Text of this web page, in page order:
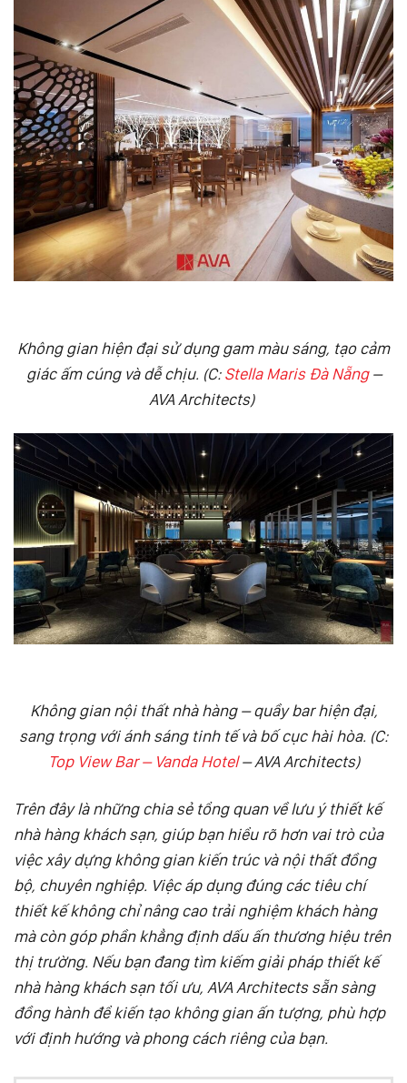
Không gian hiện đại sử dụng gam màu sáng, tạo cảm
giác ấm cúng và dễ chịu. (C:Stella Maris Đà Nẵng–
AVA Architects)
Không gian nội thất nhà hàng – quầy bar hiện đại,
sang trọng với ánh sáng tinh tế và bố cục hài hòa. (C:
Top View Bar – Vanda Hotel– AVA Architects)
Trên đây là những chia sẻ tổng quan về lưu ý thiết kế
nhà hàng khách sạn, giúp bạn hiểu rõ hơn vai trò của
việc xây dựng không gian kiến trúc và nội thất đồng
bộ, chuyên nghiệp. Việc áp dụng đúng các tiêu chí
thiết kế không chỉ nâng cao trải nghiệm khách hàng
mà còn góp phần khẳng định dấu ấn thương hiệu trên
thị trường. Nếu bạn đang tìm kiếm giải pháp thiết kế
nhà hàng khách sạn tối ưu, AVA Architects sẵn sàng
đồng hành để kiến tạo không gian ấn tượng, phù hợp
với định hướng và phong cách riêng của bạn.